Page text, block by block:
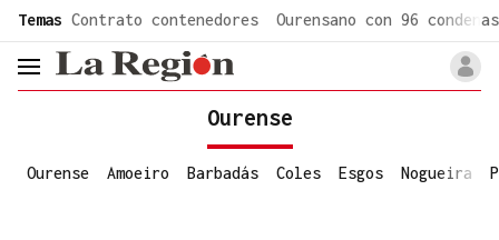
Temas Contrato contenedores Ourensano con 96 condenas
header.menu.open
Ourense
Ourense Amoeiro Barbadás Coles Esgos Nogueira